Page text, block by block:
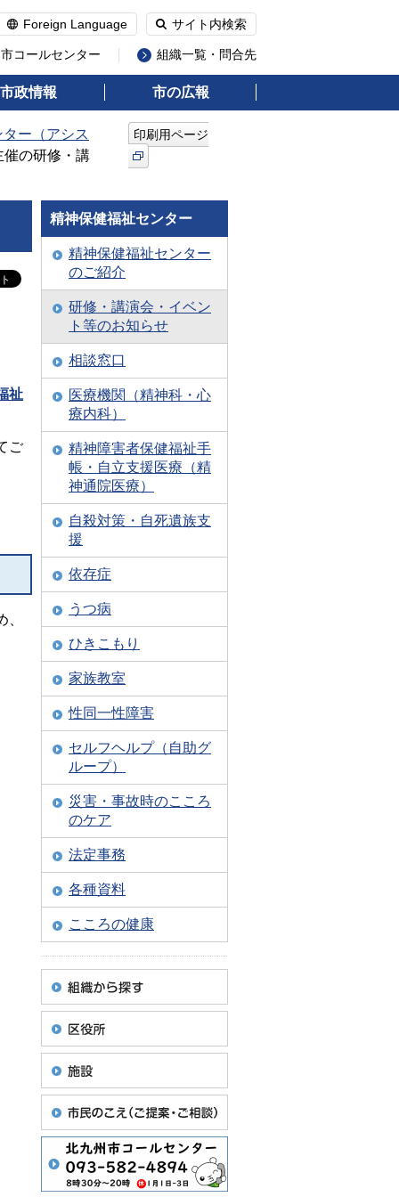
Foreign Language サイト内検索
コールセンター 組織一覧・問合先
市政情報 市の広報
ー（アシス
の研修・講
印刷用ページ
祉
ご
精神保健福祉センター
精神保健福祉センター
のご紹介
研修・講演会・イベン
ト等のお知らせ
相談窓口
医療機関（精神科・心
療内科）
精神障害者保健福祉手
帳・自立支援医療（精
神通院医療）
自殺対策・自死遺族支
援
依存症
うつ病
ひきこもり
家族教室
性同一性障害
セルフヘルプ（自助グ
ループ）
災害・事故時のこころ
のケア
法定事務
各種資料
こころの健康